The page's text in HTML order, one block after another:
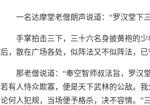
一名达摩堂老僧朗声说道：“罗汉堂下
手掌拍击三下，三十六名身披黄袍的
后，散在广场各处，似阵法又不似阵法，已
那老僧说道：“奉空智师叔法旨，罗汉
若有人恃众欺寡，便是天下武林的公敌。
论何人犯规，当场便予格杀，决不容情。”